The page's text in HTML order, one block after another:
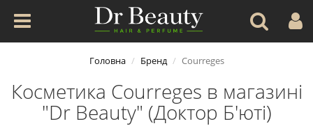
Головна Бренд Courreges
Косметика Courreges в магазині
"Dr Beauty" (Доктор Б'юті)